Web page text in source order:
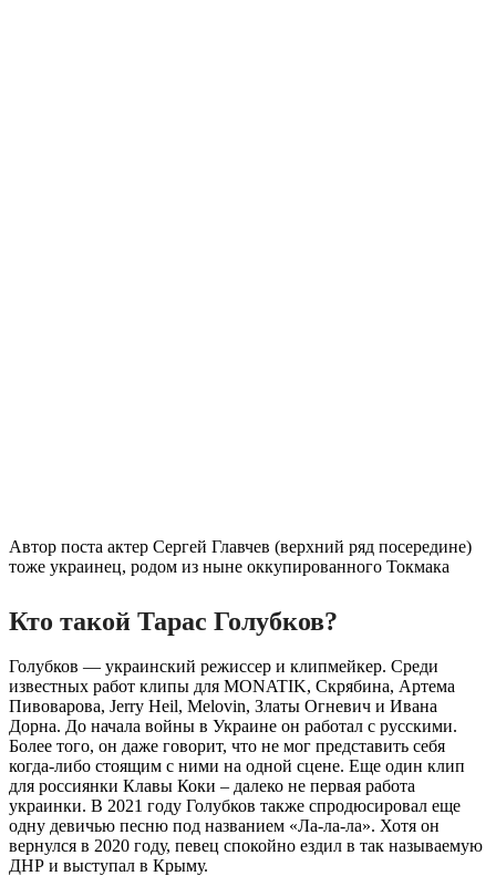
Автор поста актер Сергей Главчев (верхний ряд посередине)
тоже украинец, родом из ныне оккупированного Токмака
Кто такой Тарас Голубков?
Голубков — украинский режиссер и клипмейкер. Среди
известных работ клипы для MONATIK, Скрябина, Артема
Пивоварова, Jerry Heil, Melovin, Златы Огневич и Ивана
Дорна. До начала войны в Украине он работал с русскими.
Более того, он даже говорит, что не мог представить себя
когда-либо стоящим с ними на одной сцене. Еще один клип
для россиянки Клавы Коки – далеко не первая работа
украинки. В 2021 году Голубков также спродюсировал еще
одну девичью песню под названием «Ла-ла-ла». Хотя он
вернулся в 2020 году, певец спокойно ездил в так называемую
ДНР и выступал в Крыму.